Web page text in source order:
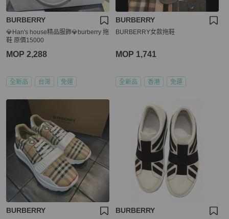
BURBERRY
💎Han's house精品服飾💎burberry 拖
鞋 原價15000
MOP 2,288
全新品 台灣 免運
BURBERRY
BURBERRY女款拖鞋
MOP 1,741
全新品 香港 免運
BURBERRY BURBERRY